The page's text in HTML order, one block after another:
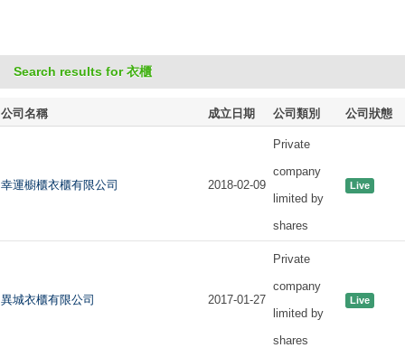
Search results for 衣櫃
公司名稱 成立日期 公司類別 公司狀態
幸運櫥櫃衣櫃有限公司 2018-02-09
Private
company
limited by
shares
Live
異城衣櫃有限公司 2017-01-27
Private
company
limited by
shares
Live